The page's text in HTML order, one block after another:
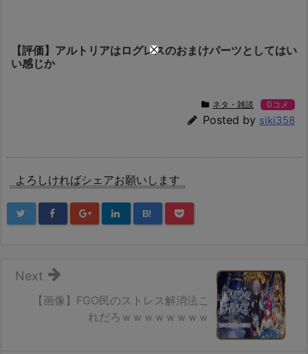
【評価】アルトリアはログレスのおまけパーツとしてはい
い感じか
ネタ・雑談 0コメ
Posted by siki358
よろしければシェアお願いします
B!
【画像】FGO民のストレス解消法こ
れだろｗｗｗｗｗｗｗｗ
Next